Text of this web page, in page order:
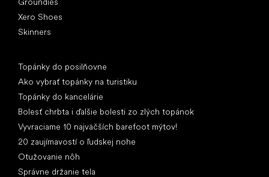
Xero Shoes
Skinners
Topánky do posilňovne
Ako vybrať topánky na turistiku
Topánky do kancelárie
Bolesť chrbta i ďalšie bolesti zo zlých topánok
Vyvraciame 10 najväčších barefoot mýtov!
20 zaujímavostí o ľudskej nohe
Otužovanie nôh
Správne držanie tela